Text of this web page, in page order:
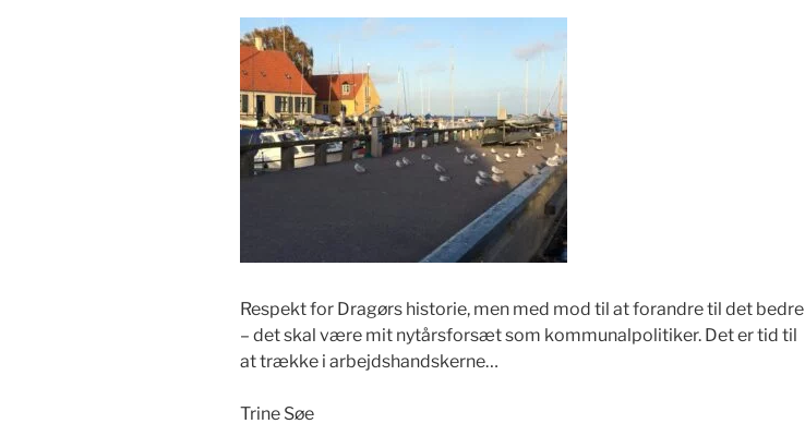
Respekt for Dragørs historie, men med mod til at forandre til det bedre
– det skal være mit nytårsforsæt som kommunalpolitiker. Det er tid til
at trække i arbejdshandskerne…
Trine Søe